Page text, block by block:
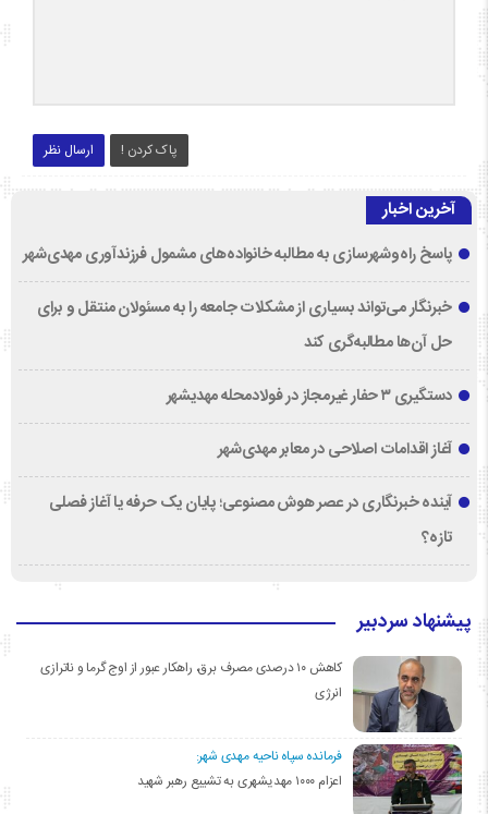
ارسال نظر پاک کردن !
آخرین اخبار
پاسخ راه‌وشهرسازی به مطالبه خانواده‌های مشمول فرزندآوری مهدی‌شهر
خبرنگار می‌تواند بسیاری از مشکلات جامعه را به مسئولان منتقل و برای
حل آن‌ها مطالبه‌گری کند
دستگیری ۳ حفار غیرمجاز در فولادمحله مهدیشهر
آغاز اقدامات اصلاحی در معابر مهدی‌شهر
آینده خبرنگاری در عصر هوش مصنوعی؛ پایان یک حرفه یا آغاز فصلی
تازه؟
پیشنهاد سردبیر
کاهش ۱۰ درصدی مصرف برق، راهکار عبور از اوج گرما و ناترازی
انرژی
فرمانده سپاه ناحیه مهدی شهر:
اعزام ۱۰۰۰ مهدیشهری به تشییع رهبر شهید